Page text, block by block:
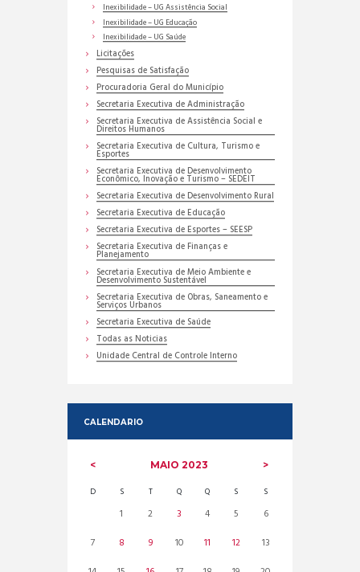
Inexibilidade – UG Assistência Social
Inexibilidade – UG Educação
Inexibilidade – UG Saúde
Licitações
Pesquisas de Satisfação
Procuradoria Geral do Município
Secretaria Executiva de Administração
Secretaria Executiva de Assistência Social e
Direitos Humanos
Secretaria Executiva de Cultura, Turismo e
Esportes
Secretaria Executiva de Desenvolvimento
Econômico, Inovação e Turismo – SEDEIT
Secretaria Executiva de Desenvolvimento Rural
Secretaria Executiva de Educação
Secretaria Executiva de Esportes – SEESP
Secretaria Executiva de Finanças e
Planejamento
Secretaria Executiva de Meio Ambiente e
Desenvolvimento Sustentável
Secretaria Executiva de Obras, Saneamento e
Serviços Urbanos
Secretaria Executiva de Saúde
Todas as Noticias
Unidade Central de Controle Interno
CALENDARIO
MAIO 2023
D S T Q Q S S
1 2 3 4 5
6
7
8 9 10 11 12
13